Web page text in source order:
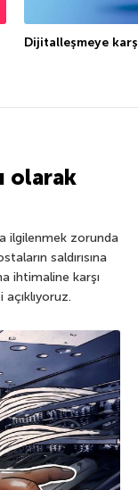
Dijitalleşmeye
olarak
ilgilenmek zorunda
saldırısına
ihtimaline karşı